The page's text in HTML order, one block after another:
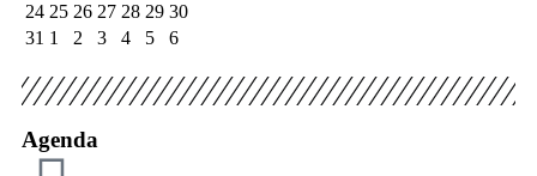
24 25 26 27 28 29 30
31 1 2 3 4 5 6
Agenda